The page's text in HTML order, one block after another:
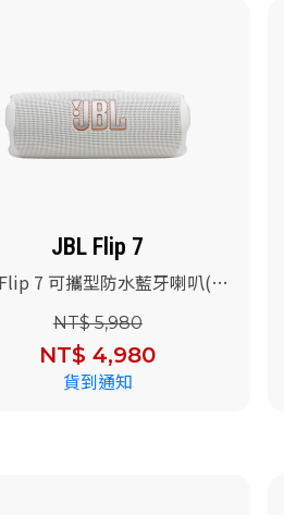
JBL Flip 7
7 可攜型防水藍牙喇叭(白
NT$ 5,980
NT$ 4,980
貨到通知